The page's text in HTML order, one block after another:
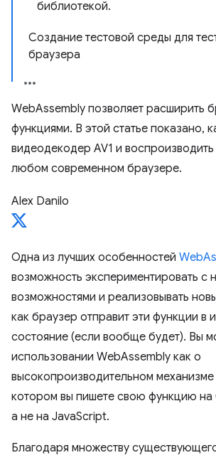
библиотекой.
Создание тестовой среды для
браузера
WebAssembly позволяет расширить
функциями. В этой статье показано,
видеодекодер AV1 и воспроизводить
любом современном браузере.
Alex Danilo
Одна из лучших особенностей
возможность экспериментировать с
возможностями и реализовывать
как браузер отправит эти функции в
состояние (если вообще будет). Вы
использовании WebAssembly как о
высокопроизводительном
котором вы пишете свою функцию на
а не на JavaScript.
Благодаря множеству